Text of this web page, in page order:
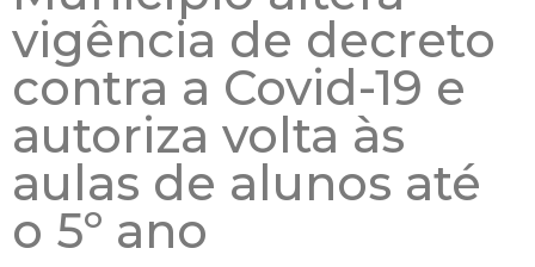
vigência de decreto
contra a Covid-19 e
autoriza volta às
aulas de alunos até
o 5º ano